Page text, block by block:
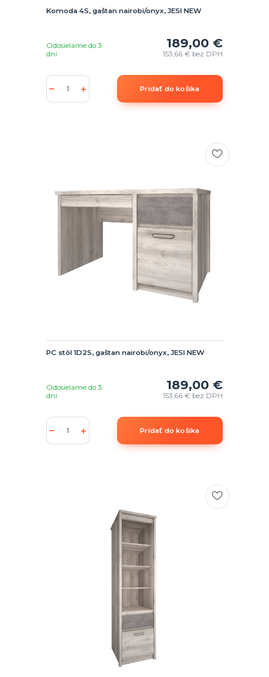
Komoda 4S, gaštan nairobi/onyx, JESI NEW
189,00 €
153,66 € bez DPH
Odosielame do 3
dní
Pridať do košíka
PC stôl 1D2S, gaštan nairobi/onyx, JESI NEW
189,00 €
153,66 € bez DPH
Odosielame do 3
dní
Pridať do košíka